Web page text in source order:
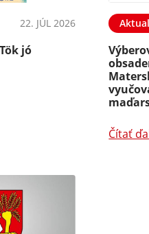
22. JÚL 2026
jó
Čítať